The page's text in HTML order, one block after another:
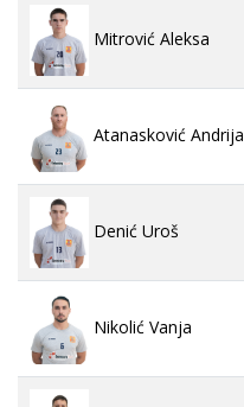
Mitrović Aleksa
Atanasković Andrija
Denić Uroš
Nikolić Vanja